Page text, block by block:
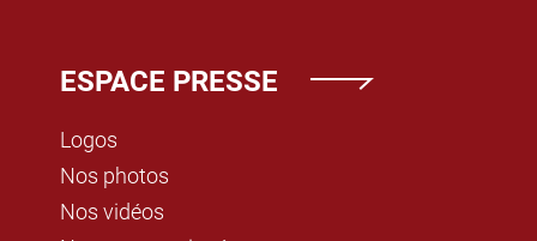
ESPACE PRESSE
Logos
Nos photos
Nos vidéos